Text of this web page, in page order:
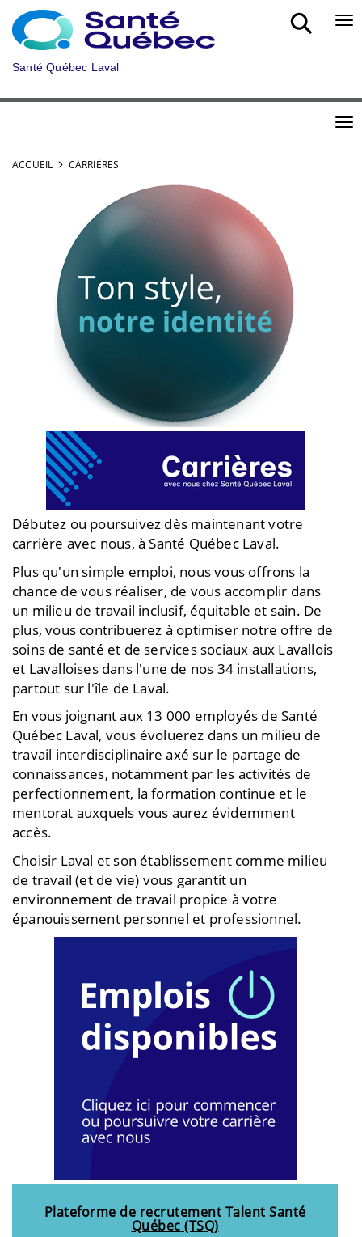
Aller au menu principal
Santé Québec Laval
ACCUEIL CARRIÈRES
Débutez ou poursuivez dès maintenant votre
carrière avec nous, à Santé Québec Laval.
Plus qu'un simple emploi, nous vous offrons la
chance de vous réaliser, de vous accomplir dans
un milieu de travail inclusif, équitable et sain. De
plus, vous contribuerez à optimiser notre offre de
soins de santé et de services sociaux aux Lavallois
et Lavalloises dans l'une de nos 34 installations,
partout sur l'île de Laval.
En vous joignant aux 13 000 employés de Santé
Québec Laval, vous évoluerez dans un milieu de
travail interdisciplinaire axé sur le partage de
connaissances, notamment par les activités de
perfectionnement, la formation continue et le
mentorat auxquels vous aurez évidemment
accès.
Choisir Laval et son établissement comme milieu
de travail (et de vie) vous garantit un
environnement de travail propice à votre
épanouissement personnel et professionnel.
Plateforme de recrutement Talent Santé
Québec (TSQ)